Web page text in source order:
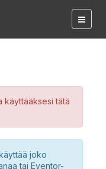
käyttääksesi tätä
joko
tai Eventor-